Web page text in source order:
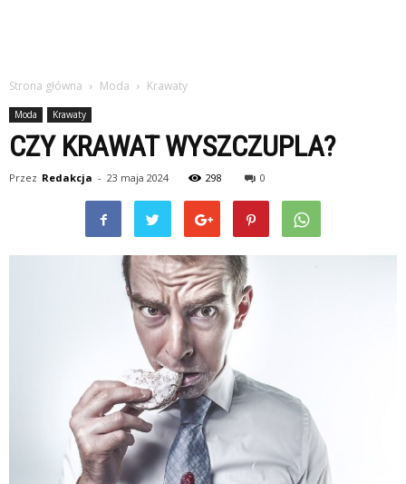
Strona główna Moda Krawaty
Moda Krawaty
CZY KRAWAT WYSZCZUPLA?
Przez Redakcja - 23 maja 2024 298 0